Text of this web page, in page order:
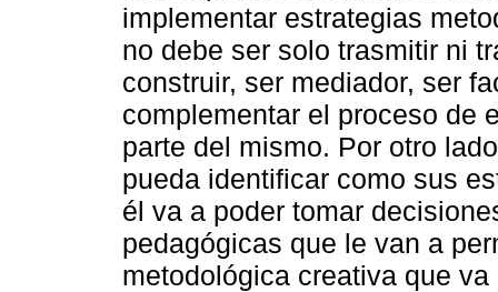
implementar estrategias
no debe ser solo trasmitir ni
construir, ser mediador, ser
complementar el proceso de
parte del mismo. Por otro
pueda identificar como sus
él va a poder tomar
pedagógicas que le van a
metodológica creativa que